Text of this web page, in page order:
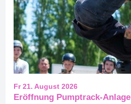
Eröffnung Pumptrack-Anlage
Fr 21. August 2026